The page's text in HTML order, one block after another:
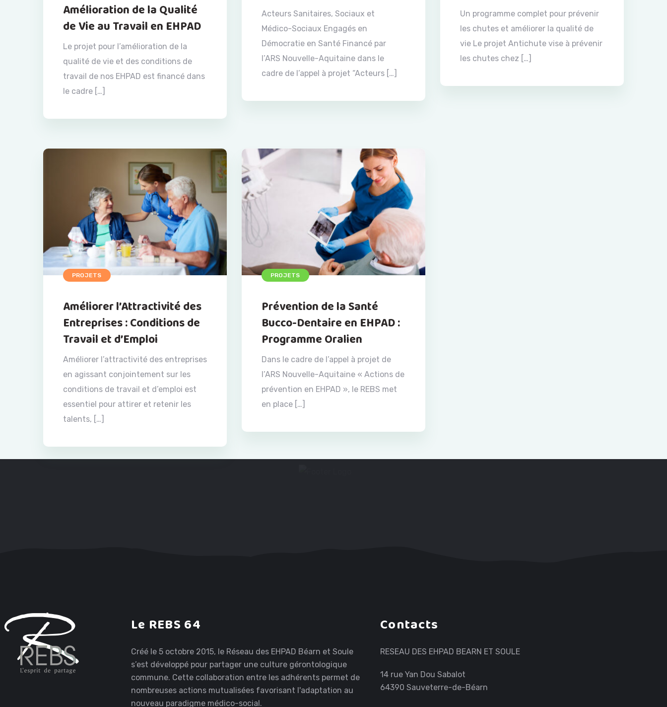
Amélioration de la Qualité
de Vie au Travail en EHPAD
Le projet pour l’amélioration de la
qualité de vie et des conditions de
travail de nos EHPAD est financé dans
le cadre […]
Acteurs Sanitaires, Sociaux et
Médico-Sociaux Engagés en
Démocratie en Santé Financé par
l’ARS Nouvelle-Aquitaine dans le
cadre de l’appel à projet “Acteurs […]
Un programme complet pour prévenir
les chutes et améliorer la qualité de
vie Le projet Antichute vise à prévenir
les chutes chez […]
PROJETS
Améliorer l’Attractivité des
Entreprises : Conditions de
Travail et d’Emploi
Améliorer l’attractivité des entreprises
en agissant conjointement sur les
conditions de travail et d’emploi est
essentiel pour attirer et retenir les
talents, […]
PROJETS
Prévention de la Santé
Bucco-Dentaire en EHPAD :
Programme Oralien
Dans le cadre de l’appel à projet de
l’ARS Nouvelle-Aquitaine « Actions de
prévention en EHPAD », le REBS met
en place […]
Le REBS 64
Créé le 5 octobre 2015, le Réseau des EHPAD Béarn et Soule
s’est développé pour partager une culture gérontologique
commune. Cette collaboration entre les adhérents permet de
nombreuses actions mutualisées favorisant l'adaptation au
nouveau paradigme médico-social.
Contacts
RESEAU DES EHPAD BEARN ET SOULE
14 rue Yan Dou Sabalot
64390 Sauveterre-de-Béarn